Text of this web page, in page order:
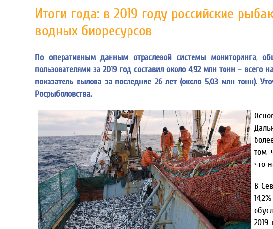
Итоги года: в 2019 году российские
водных биоресурсов
По оперативным данным отраслевой системы мониторинга,
пользователями за 2019 год составил около 4,92 млн тонн – всего
показатель вылова за последние 26 лет (около 5,03 млн тонн).
Росрыболовства.
том
что
В
2019